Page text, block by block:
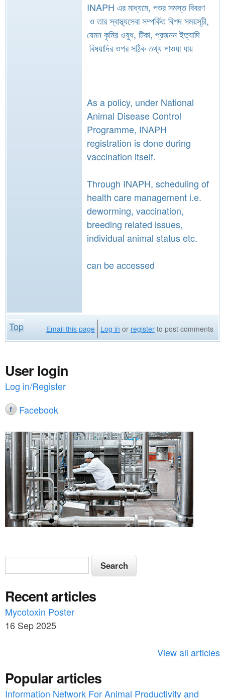
INAPH এর মাধ্যমে, পশুর সমস্ত বিবরণ
ও তার স্বাস্থ্যসেবা সম্পর্কিত বিশদ সময়সূচী,
যেমন কৃমির ওষুধ, টিকা, প্রজনন ইত্যাদি
বিষয়াদির ওপর সঠিক তথ্য পাওয়া যায়
As a policy, under National
Animal Disease Control
Programme, INAPH
registration is done during
vaccination itself.
Through INAPH, scheduling of
health care management i.e.
deworming, vaccination,
breeding related issues,
individual animal status etc.
can be accessed
Top Email this page Log in or register to post comments
User login
Log in/Register
Facebook
S
e
a
r
c
o
S
e
r
c
h
Recent articles
Mycotoxin Poster
16 Sep 2025
View all articles
Popular articles
Information Network For Animal Productivity and